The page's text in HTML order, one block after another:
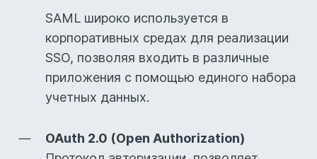
SAML широко используется в
корпоративных средах для реализации
SSO, позволяя входить в различные
приложения с помощью единого набора
учетных данных.
OAuth 2.0 (Open Authorization)